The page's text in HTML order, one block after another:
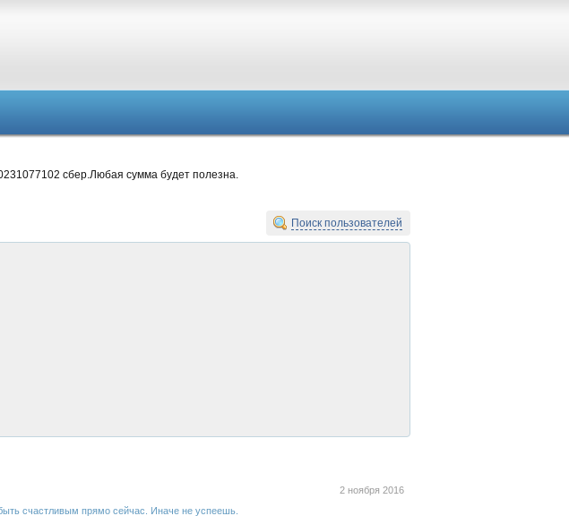
сбер.Любая сумма будет полезна.
Поиск пользователей
2 ноября 2016
счастливым прямо сейчас. Иначе не успеешь.